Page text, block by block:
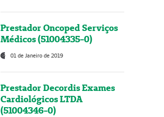
Prestador Oncoped Serviços
Médicos (51004335-0)
01 de Janeiro de 2019
Prestador Decordis Exames
Cardiológicos LTDA
(51004346-0)